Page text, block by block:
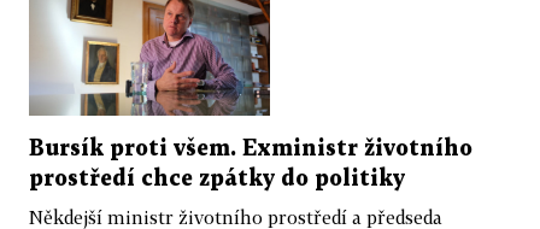
Bursík proti všem. Exministr životního
prostředí chce zpátky do politiky
Někdejší ministr životního prostředí a předseda